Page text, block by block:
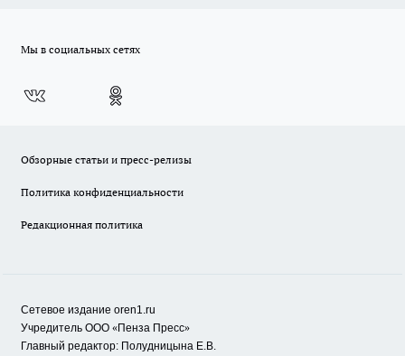
Мы в социальных сетях
Обзорные статьи и пресс-релизы
Политика конфиденциальности
Редакционная политика
Сетевое издание oren1.ru
Учредитель ООО «Пенза Пресс»
Главный редактор: Полудницына Е.В.